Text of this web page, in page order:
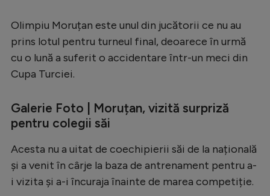
Starurile fotbalului
EURO 2024
Handbal
Olimpiu Moruțan este unul din jucătorii ce nu au
prins lotul pentru turneul final, deoarece în urmă
cu o lună a suferit o accidentare într-un meci din
Cupa Turciei.
Galerie Foto | Moruțan, vizită surpriză
pentru colegii săi
Acesta nu a uitat de coechipierii săi de la națională
și a venit în cârje la baza de antrenament pentru a-
i vizita și a-i încuraja înainte de marea competiție.